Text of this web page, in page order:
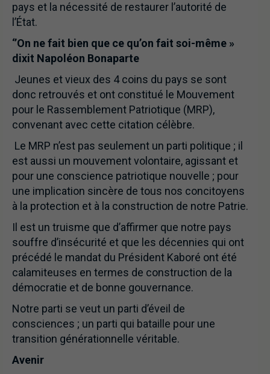
pays et la nécessité de restaurer l’autorité de
l’État.
‘’On ne fait bien que ce qu’on fait soi-même »
dixit Napoléon Bonaparte
Jeunes et vieux des 4 coins du pays se sont
donc retrouvés et ont constitué le Mouvement
pour le Rassemblement Patriotique (MRP),
convenant avec cette citation célèbre.
Le MRP n’est pas seulement un parti politique ; il
est aussi un mouvement volontaire, agissant et
pour une conscience patriotique nouvelle ; pour
une implication sincère de tous nos concitoyens
à la protection et à la construction de notre Patrie.
Il est un truisme que d’affirmer que notre pays
souffre d’insécurité et que les décennies qui ont
précédé le mandat du Président Kaboré ont été
calamiteuses en termes de construction de la
démocratie et de bonne gouvernance.
Notre parti se veut un parti d’éveil de
consciences ; un parti qui bataille pour une
transition générationnelle véritable.
Avenir